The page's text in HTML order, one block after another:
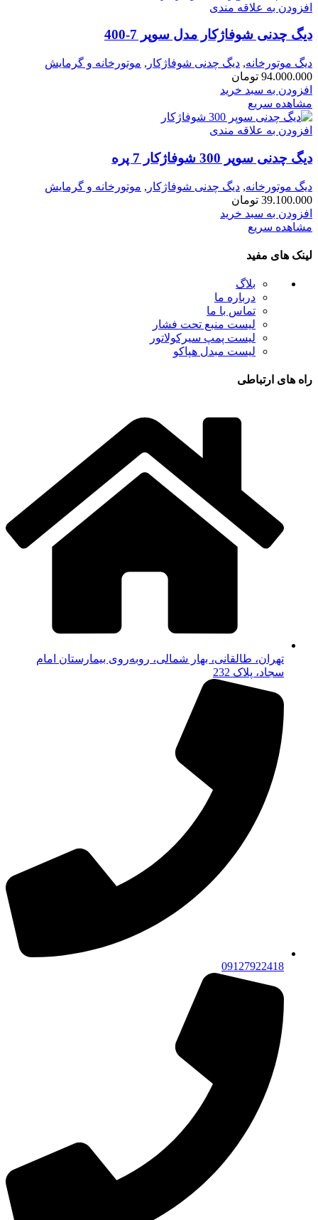
افزودن به علاقه مندی
دیگ چدنی شوفاژکار مدل سوپر 7-400
دیگ موتورخانه, دیگ چدنی شوفاژکار , موتورخانه و گرمایش
94.000.000 تومان
افزودن به سبد خرید
مشاهده سریع
افزودن به علاقه مندی
دیگ چدنی سوپر 300 شوفاژکار 7 پره
دیگ موتورخانه, دیگ چدنی شوفاژکار , موتورخانه و گرمایش
39.100.000 تومان
افزودن به سبد خرید
مشاهده سریع
لینک های مفید
بلاگ
درباره ما
تماس با ما
لیست منبع تحت فشار
لیست پمپ سیرکولاتور
لیست مبدل هپاکو
راه های ارتباطی
تهران، طالقانی، بهار شمالی، روبه‌روی بیمارستان امام
سجاد، پلاک 232
09127922418